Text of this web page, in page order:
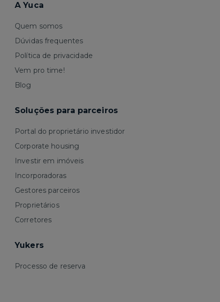
A Yuca
Quem somos
Dúvidas frequentes
Política de privacidade
Vem pro time!
Blog
Soluções para parceiros
Portal do proprietário investidor
Corporate housing
Investir em imóveis
Incorporadoras
Gestores parceiros
Proprietários
Corretores
Yukers
Processo de reserva